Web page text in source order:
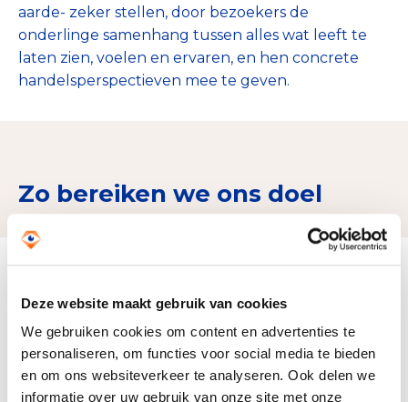
Deze website maakt gebruik van cookies
We gebruiken cookies om content en advertenties te
personaliseren, om functies voor social media te bieden
en om ons websiteverkeer te analyseren. Ook delen we
informatie over uw gebruik van onze site met onze
aarde- zeker stellen, door bezoekers de
onderlinge samenhang tussen alles wat leeft te
laten zien, voelen en ervaren, en hen concrete
handelsperspectieven mee te geven.
Zo bereiken we ons doel
€ 27.354.009